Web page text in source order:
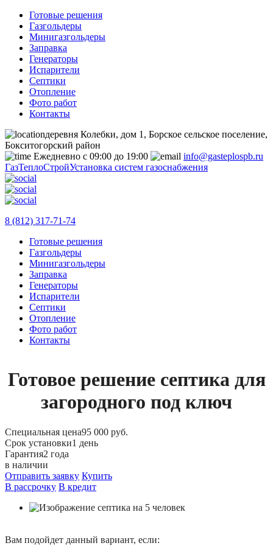
Готовые решения
Газгольдеры
Минигазгольдеры
Заправка
Генераторы
Испарители
Септики
Отопление
Фото работ
Контакты
деревня Колебки, дом 1, Борское сельское поселение,
Бокситогорский район
Ежедневно с 09:00 до 19:00
info@gasteplospb.ru
ГазТеплоСтройУстановка систем газоснабжения
8 (812) 317-71-74
Готовые решения
Газгольдеры
Минигазгольдеры
Заправка
Генераторы
Испарители
Септики
Отопление
Фото работ
Контакты
Готовое решение септика для
загородного под ключ
Специальная цена95 000 руб.
Срок установки1 день
Гарантия2 года
в наличии
Отправить заявку Купить
В рассрочку В кредит
Вам подойдет данный вариант, если: